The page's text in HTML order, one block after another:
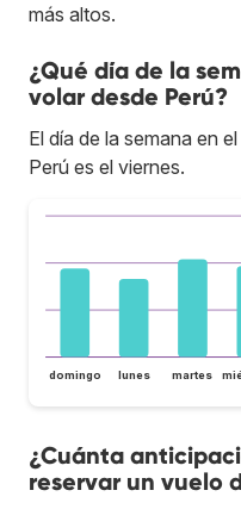
más altos.
¿Qué día de la
volar desde Perú?
El día de la semana en
Perú es el viernes.
domingo lunes martes
¿Cuánta
reservar un vuelo